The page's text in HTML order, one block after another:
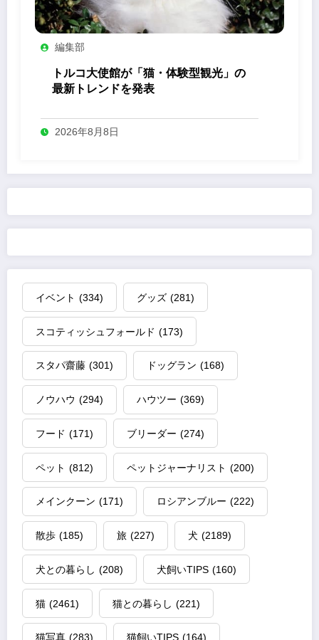
編集部
トルコ大使館が「猫・体験型観光」の
最新トレンドを発表
2026年8月8日
イベント (334) グッズ (281)
スコティッシュフォールド (173)
スタパ齋藤 (301) ドッグラン (168)
ノウハウ (294) ハウツー (369)
フード (171) ブリーダー (274)
ペット (812) ペットジャーナリスト (200)
メインクーン (171) ロシアンブルー (222)
散歩 (185) 旅 (227) 犬 (2189)
犬との暮らし (208) 犬飼いTIPS (160)
猫 (2461) 猫との暮らし (221)
猫写真 (283) 猫飼いTIPS (164)